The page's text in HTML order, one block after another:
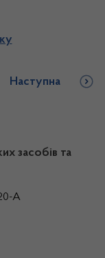
Наступна
засобів та
А